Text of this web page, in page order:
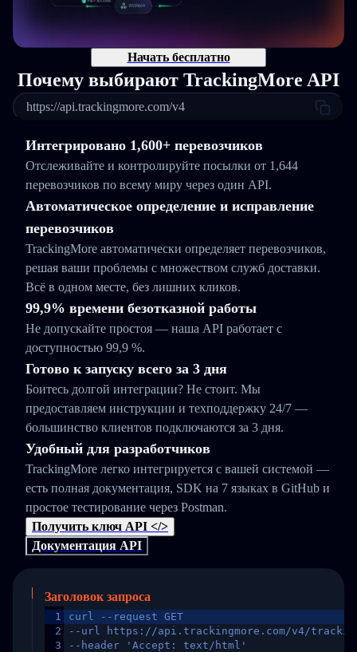
Начать бесплатно
Почему выбирают TrackingMore API
https://api.trackingmore.com/v4
Интегрировано 1,600+ перевозчиков
Отслеживайте и контролируйте посылки от 1,644
перевозчиков по всему миру через один API.
Автоматическое определение и исправление
перевозчиков
TrackingMore автоматически определяет перевозчиков,
решая ваши проблемы с множеством служб доставки.
Всё в одном месте, без лишних кликов.
99,9% времени безотказной работы
Не допускайте простоя — наша API работает с
доступностью 99,9 %.
Готово к запуску всего за 3 дня
Боитесь долгой интеграции? Не стоит. Мы
предоставляем инструкции и техподдержку 24/7 —
большинство клиентов подключаются за 3 дня.
Удобный для разработчиков
TrackingMore легко интегрируется с вашей системой —
есть полная документация, SDK на 7 языках в GitHub и
простое тестирование через Postman.
Получить ключ API </>
Документация API
Заголовок запроса
1
2
3
curl --request GET
--url https://api.trackingmore.com/v4/trackings/
--header 'Accept: text/html'